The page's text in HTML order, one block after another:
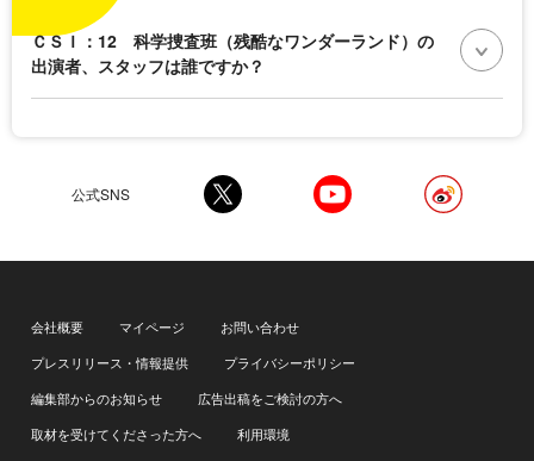
ＣＳＩ：12 科学捜査班（残酷なワンダーランド）の
出演者、スタッフは誰ですか？
公式SNS
会社概要 マイページ
お問い合わせ
プレスリリース・情報提供
プライバシーポリシー
編集部からのお知らせ
広告出稿をご検討の方へ
取材を受けてくださった方へ
利用環境